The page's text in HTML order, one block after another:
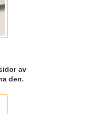
av
den.